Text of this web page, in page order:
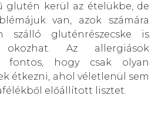
glutén kerül az ételükbe, de
van, azok számára
szálló gluténrészecske is
okozhat. Az allergiások
fontos, hogy csak olyan
étkezni, ahol véletlenül sem
előállított lisztet.